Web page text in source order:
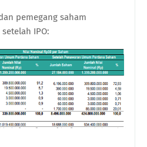
pemegang saham
IPO: